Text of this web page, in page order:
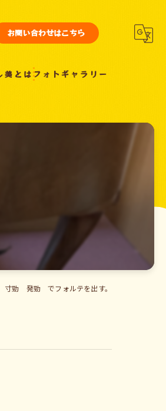
お問い合わせはこちら
美とはフォトギャラリー
寸勁 発勁 でフォルテを出す。